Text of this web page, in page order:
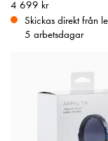
Pris:4 699 kr
4 699 kr
Skickas direkt från
5 arbetsdagar